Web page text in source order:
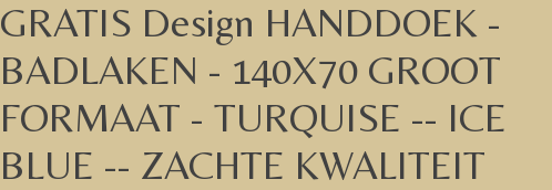
GRATIS Design HANDDOEK -
BADLAKEN - 140X70 GROOT
FORMAAT - TURQUISE -- ICE
BLUE -- ZACHTE KWALITEIT